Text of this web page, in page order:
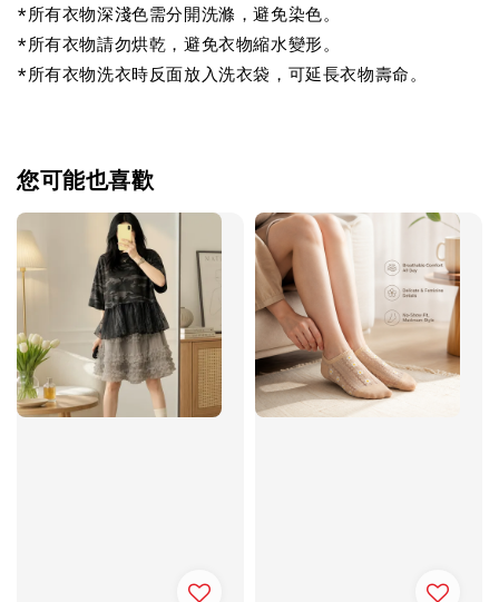
*所有衣物深淺色需分開洗滌，避免染色。
*所有衣物請勿烘乾，避免衣物縮水變形。
*所有衣物洗衣時反面放入洗衣袋，可延長衣物壽命。
您可能也喜歡